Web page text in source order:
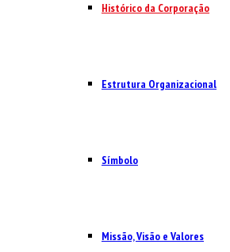
Histórico da Corporação
Estrutura Organizacional
Símbolo
Missão, Visão e Valores